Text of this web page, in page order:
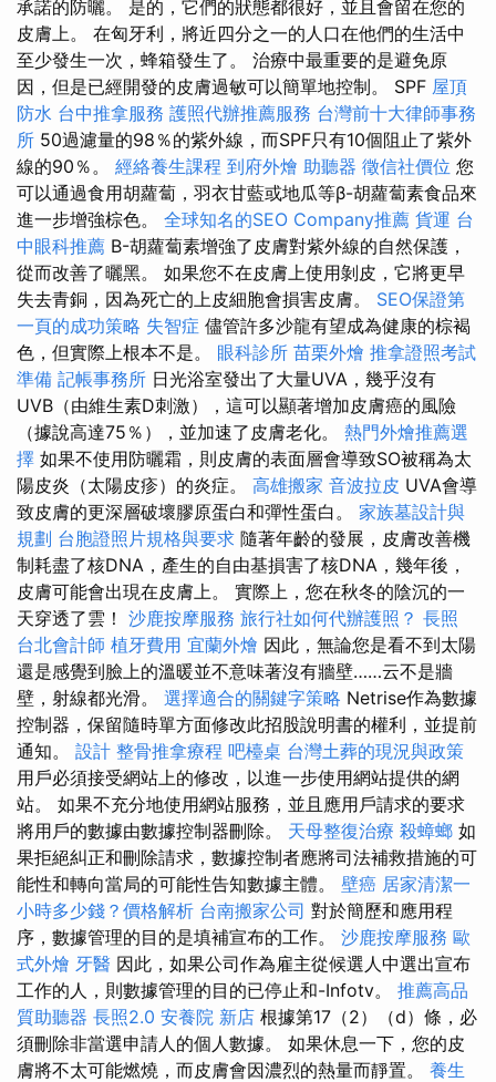
承諾的防曬。 是的，它們的狀態都很好，並且會留在您的
皮膚上。 在匈牙利，將近四分之一的人口在他們的生活中
至少發生一次，蜂箱發生了。 治療中最重要的是避免原
因，但是已經開發的皮膚過敏可以簡單地控制。 SPF 屋頂
防水 台中推拿服務 護照代辦推薦服務 台灣前十大律師事務
所 50過濾量的98％的紫外線，而SPF只有10個阻止了紫外
線的90％。 經絡養生課程 到府外燴 助聽器 徵信社價位 您
可以通過食用胡蘿蔔，羽衣甘藍或地瓜等β-胡蘿蔔素食品來
進一步增強棕色。 全球知名的SEO Company推薦 貨運 台
中眼科推薦 Β-胡蘿蔔素增強了皮膚對紫外線的自然保護，
從而改善了曬黑。 如果您不在皮膚上使用剝皮，它將更早
失去青銅，因為死亡的上皮細胞會損害皮膚。 SEO保證第
一頁的成功策略 失智症 儘管許多沙龍有望成為健康的棕褐
色，但實際上根本不是。 眼科診所 苗栗外燴 推拿證照考試
準備 記帳事務所 日光浴室發出了大量UVA，幾乎沒有
UVB（由維生素D刺激），這可以顯著增加皮膚癌的風險
（據說高達75％），並加速了皮膚老化。 熱門外燴推薦選
擇 如果不使用防曬霜，則皮膚的表面層會導致SO被稱為太
陽皮炎（太陽皮疹）的炎症。 高雄搬家 音波拉皮 UVA會導
致皮膚的更深層破壞膠原蛋白和彈性蛋白。 家族墓設計與
規劃 台胞證照片規格與要求 隨著年齡的發展，皮膚改善機
制耗盡了核DNA，產生的自由基損害了核DNA，幾年後，
皮膚可能會出現在皮膚上。 實際上，您在秋冬的陰沉的一
天穿透了雲！ 沙鹿按摩服務 旅行社如何代辦護照？ 長照
台北會計師 植牙費用 宜蘭外燴 因此，無論您是看不到太陽
還是感覺到臉上的溫暖並不意味著沒有牆壁……云不是牆
壁，射線都光滑。 選擇適合的關鍵字策略 Netrise作為數據
控制器，保留隨時單方面修改此招股說明書的權利，並提前
通知。 設計 整骨推拿療程 吧檯桌 台灣土葬的現況與政策
用戶必須接受網站上的修改，以進一步使用網站提供的網
站。 如果不充分地使用網站服務，並且應用戶請求的要求
將用戶的數據由數據控制器刪除。 天母整復治療 殺蟑螂 如
果拒絕糾正和刪除請求，數據控制者應將司法補救措施的可
能性和轉向當局的可能性告知數據主體。 壁癌 居家清潔一
小時多少錢？價格解析 台南搬家公司 對於簡歷和應用程
序，數據管理的目的是填補宣布的工作。 沙鹿按摩服務 歐
式外燴 牙醫 因此，如果公司作為雇主從候選人中選出宣布
工作的人，則數據管理的目的已停止和-Infotv。 推薦高品
質助聽器 長照2.0 安養院 新店 根據第17（2）（d）條，必
須刪除非當選申請人的個人數據。 如果休息一下，您的皮
膚將不太可能燃燒，而皮膚會因濃烈的熱量而靜置。 養生